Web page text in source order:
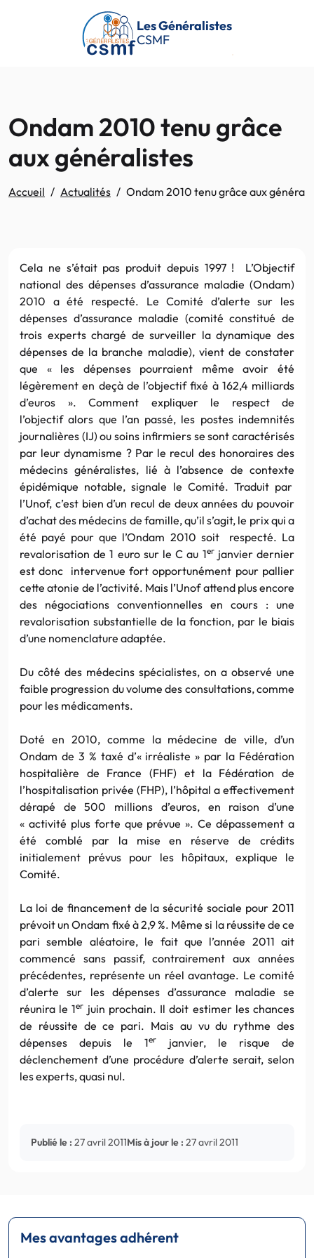
Passer au contenu principal
Les Généralistes
CSMF
Ondam 2010 tenu grâce
aux généralistes
Accueil Actualités Ondam 2010 tenu grâce aux
Cela ne s’était pas produit depuis 1997 ! L’Objectif
national des dépenses d’assurance maladie (Ondam)
2010 a été respecté. Le Comité d’alerte sur les
dépenses d’assurance maladie (comité constitué de
trois experts chargé de surveiller la dynamique des
dépenses de la branche maladie), vient de constater
que « les dépenses pourraient même avoir été
légèrement en deçà de l’objectif fixé à 162,4 milliards
d’euros ». Comment expliquer le respect de
l’objectif alors que l’an passé, les postes indemnités
journalières (IJ) ou soins infirmiers se sont caractérisés
par leur dynamisme ? Par le recul des honoraires des
médecins généralistes, lié à l’absence de contexte
épidémique notable, signale le Comité. Traduit par
l’Unof, c’est bien d’un recul de deux années du pouvoir
d’achat des médecins de famille, qu’il s’agit, le prix qui a
été payé pour que l’Ondam 2010 soit respecté. La
revalorisation de 1 euro sur le C au 1erjanvier dernier
est donc intervenue fort opportunément pour pallier
cette atonie de l’activité. Mais l’Unof attend plus encore
des négociations conventionnelles en cours : une
revalorisation substantielle de la fonction, par le biais
d’une nomenclature adaptée.
Du côté des médecins spécialistes, on a observé une
faible progression du volume des consultations, comme
pour les médicaments.
Doté en 2010, comme la médecine de ville, d’un
Ondam de 3 % taxé d’« irréaliste » par la Fédération
hospitalière de France (FHF) et la Fédération de
l’hospitalisation privée (FHP), l’hôpital a effectivement
dérapé de 500 millions d’euros, en raison d’une
« activité plus forte que prévue ». Ce dépassement a
été comblé par la mise en réserve de crédits
initialement prévus pour les hôpitaux, explique le
Comité.
La loi de financement de la sécurité sociale pour 2011
prévoit un Ondam fixé à 2,9 %. Même si la réussite de ce
pari semble aléatoire, le fait que l’année 2011 ait
commencé sans passif, contrairement aux années
précédentes, représente un réel avantage. Le comité
d’alerte sur les dépenses d’assurance maladie se
réunira le 1er juin prochain. Il doit estimer les chances
de réussite de ce pari. Mais au vu du rythme des
dépenses depuis le 1er
janvier, le risque de
déclenchement d’une procédure d’alerte serait, selon
les experts, quasi nul.
Publié le : 27 avril 2011Mis à jour le : 27 avril 2011
Mes avantages adhérent